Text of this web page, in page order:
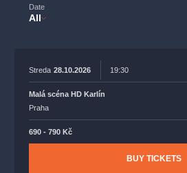
Date
All
Streda 28.10.2026 19:30
Malá scéna HD Karlín
Praha
690 - 790 Kč
BUY TICKETS